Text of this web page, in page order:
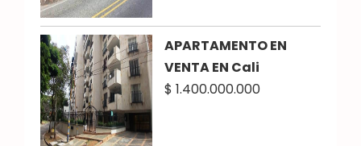
APARTAMENTO EN
VENTA EN Cali
$ 1.400.000.000